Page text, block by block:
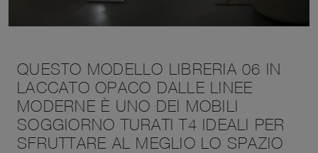
QUESTO MODELLO LIBRERIA 06 IN
LACCATO OPACO DALLE LINEE
MODERNE È UNO DEI MOBILI
SOGGIORNO TURATI T4 IDEALI PER
SFRUTTARE AL MEGLIO LO SPAZIO